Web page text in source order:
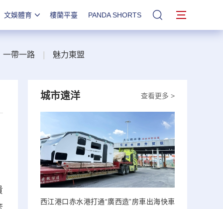
文娛體育 樓蘭平臺 PANDA SHORTS 站內搜索
一帶一路 魅力東盟
查看更多 >
城市遠洋
西江港口赤水港打通“廣西造”房車出海快車